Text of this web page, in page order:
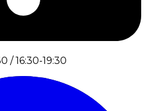
/ 16:30-19:30